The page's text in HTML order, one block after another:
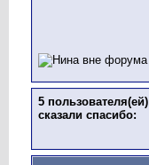
5 пользователя(ей)
сказали cпасибо: